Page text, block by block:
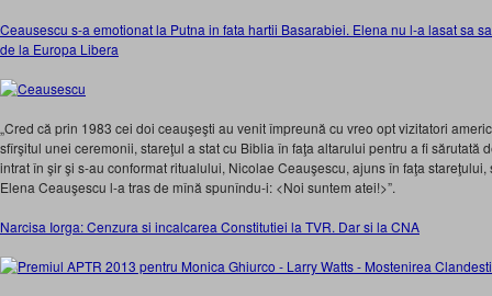
Ceausescu s-a emotionat la Putna in fata hartii Basarabiei. Elena nu l-a lasat sa
de la Europa Libera
„Cred că prin 1983 cei doi ceauşeşti au venit împreună cu vreo opt vizitatori
sfîrşitul unei ceremonii, stareţul a stat cu Biblia în faţa altarului pentru a fi sărutată
intrat în şir şi s-au conformat ritualului, Nicolae Ceauşescu, ajuns în faţa
Elena Ceauşescu l-a tras de mînă spunîndu-i: <Noi suntem atei!>”.
Narcisa Iorga: Cenzura si incalcarea Constitutiei la TVR. Dar si la CNA